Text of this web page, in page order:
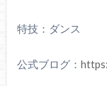
特技：ダンス
公式ブログ：